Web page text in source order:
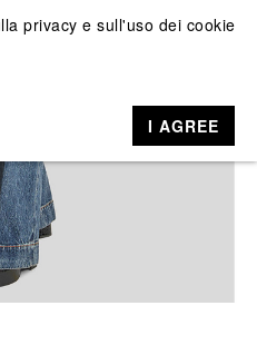
privacy e sull'uso dei cookie
I AGREE